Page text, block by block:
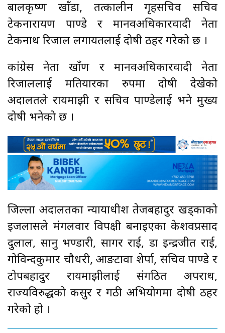
बालकृष्ण खाँडा, तत्कालीन गृहसचिव सचिव
टेकनारायण पाण्डे र मानवअधिकारवादी नेता
टेकनाथ रिजाल लगायतलाई दोषी ठहर गरेको छ ।
कांग्रेस नेता खाँण र मानवअधिकारवादी नेता
रिजाललाई मतियारका रुपमा दोषी देखेको
अदालतले रायमाझी र सचिव पाण्डेलाई भने मुख्य
दोषी भनेको छ ।
जिल्ला अदालतका न्यायाधीश तेजबहादुर खड्काको
इजलासले मंगलवार विपक्षी बनाइएका केशवप्रसाद
दुलाल, सानु भण्डारी, सागर राई, डा इन्द्रजीत राई,
गोविन्दकुमार चौधरी, आङटावा शेर्पा, सचिव पाण्डे र
टोपबहादुर रायमाझीलाई संगठित अपराध,
राज्यविरुद्धको कसुर र गठी अभियोगमा दोषी ठहर
गरेको हो ।